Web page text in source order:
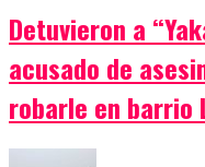
Detuvieron a
acusado de
robarle en barrio